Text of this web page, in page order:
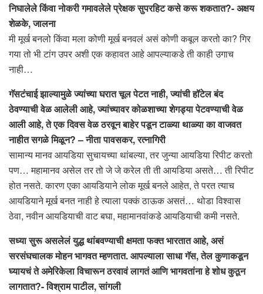
निघालेले किंवा नोकरी गमावलेले प्रेक्षक सुपरहिट कसे करू शकतात?- अक्षय
शेळके, जालना
मी मूर्ख बनलो किंवा मला कोणी मूर्ख बनवलं असं कोणी कबूल करतो का? गिर
गया तो भी टांग उपर अशी एक कहावत आहे आपल्याकडे ती काही उगाच
नाही…
गॅसटंचाई झाल्यामुळे ज्यांच्या घरात चूल पेटत नाही, ज्यांची हॉटेल बंद
ठेवण्याची वेळ आलेली आहे, ज्यांच्यावर कोळशाच्या शेगड्या पेटवण्याची वेळ
आली आहे, ते एक दिवस वेळ ठरवून बाहेर पडून टाळ्या थाळ्या का वाजवत
नाहीत सगळे मिळून? – नीता पावसकर, रत्नागिरी
सामान्य मानव आयडिया सुचायच्या थांबल्या, तर जुन्या आयडिया रिपीट करतो
पण… महामानव असेल तर तो जे जे करेल ती ती आयडिया असते… ती रिपीट
होत नसते. कारण एका आयडियाने लोक मूर्ख बनले आहेत, ते परत त्याच
आयडियाने मूर्ख बनत नाही हे त्याला पक्कं ठाऊक असतं… थोडा विश्वास
ठेवा, नवीन आयडियाची वाट बघा, महामानवांकडे आयडियाची कमी नसते.
सध्या सुरू असलेलं युद्ध थांबवण्याची क्षमता फक्त भारतात आहे, असं
सरसंघचालक मोहन भागवत म्हणतात. आपल्याला साधागॅस, तेल कुणाकडून
घ्यायचं ते अमेरिकेला विचारून ठरवावं लागतं आणि भागवतांना हे शोध कुठून
लागतात?- विश्राम पाटील, सांगली